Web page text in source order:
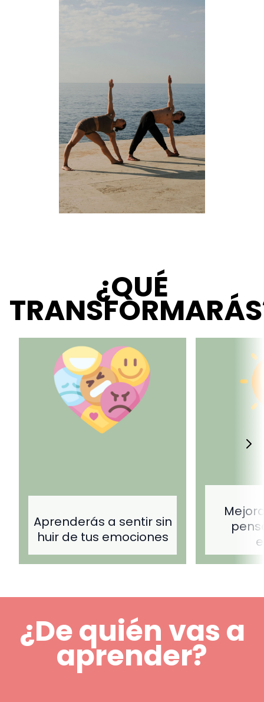
¿QUÉ
Aprenderás a sentir sin
huir de tus emociones
¿De quién vas a
aprender?